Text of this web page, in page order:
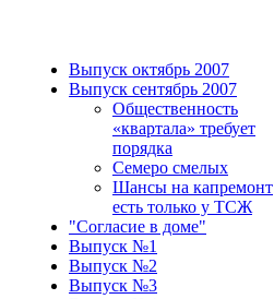
Выпуск октябрь 2007
Выпуск сентябрь 2007
Общественность
«квартала» требует
порядка
Семеро смелых
Шансы на капремонт
есть только у ТСЖ
"Согласие в доме"
Выпуск №1
Выпуск №2
Выпуск №3